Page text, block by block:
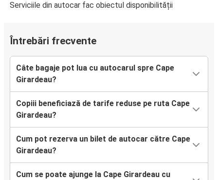
Serviciile din autocar fac obiectul disponibilității
Întrebări frecvente
Câte bagaje pot lua cu autocarul spre Cape
Girardeau?
Copiii beneficiază de tarife reduse pe ruta Cape
Girardeau?
Cum pot rezerva un bilet de autocar către Cape
Girardeau?
Cum se poate ajunge la Cape Girardeau cu